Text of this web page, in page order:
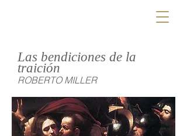
Las bendiciones de la
traición
ROBERTO MILLER